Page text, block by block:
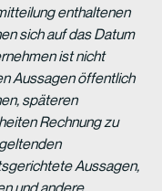
enthaltenen
sich auf das Datum
ist nicht
Aussagen öffentlich
späteren
Rechnung zu
Aussagen,